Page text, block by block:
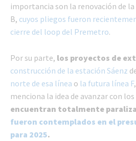
importancia son la renovación de
B, cuyos pliegos fueron
cierre del loop del Premetro.
Por su parte, los proyectos de
construcción de la estación Sáenz
norte de esa línea o la futura línea F
menciona la idea de avanzar con
encuentran totalmente
fueron contemplados en el
para 2025.